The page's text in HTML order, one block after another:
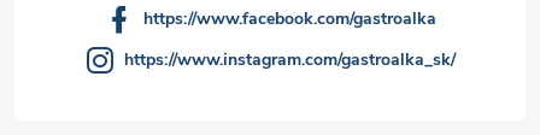
https://www.facebook.com/gastroalka
https://www.instagram.com/gastroalka_sk/